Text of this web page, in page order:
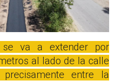
va a extender por
al lado de la calle
entre la